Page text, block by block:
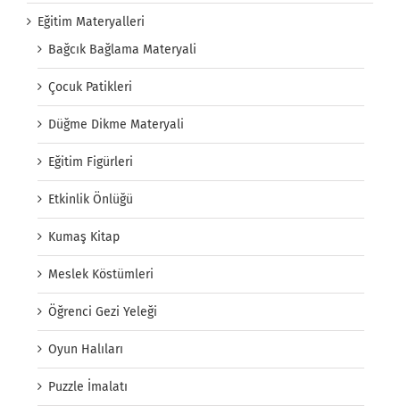
Eğitim Materyalleri
Bağcık Bağlama Materyali
Çocuk Patikleri
Düğme Dikme Materyali
Eğitim Figürleri
Etkinlik Önlüğü
Kumaş Kitap
Meslek Köstümleri
Öğrenci Gezi Yeleği
Oyun Halıları
Puzzle İmalatı